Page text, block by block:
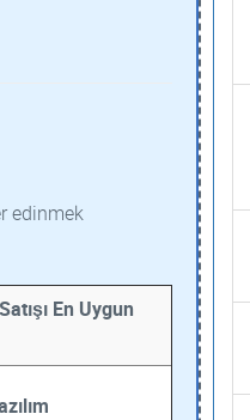
edinmek
En Uygun